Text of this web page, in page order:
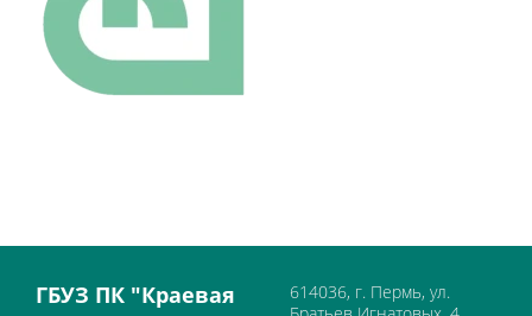
ГБУЗ ПК "Краевая
614036, г. Пермь, ул.